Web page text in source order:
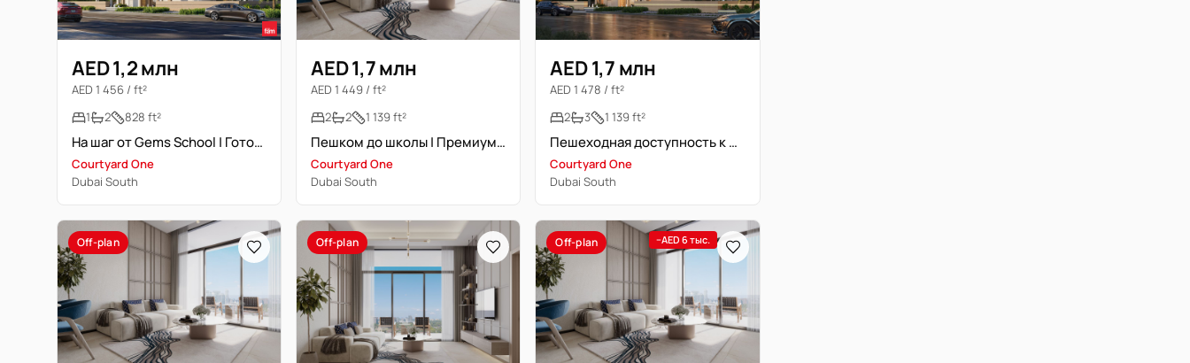
AED 1,2 млн
AED 1 456 / ft²
1
2 828 ft²
На шаг от Gems School | Готово через 14 месяцев
Courtyard One
Dubai South
AED 1,7 млн
AED 1 449 / ft²
2
2 1 139 ft²
Пешком до школы | Премиум 2-спальня
Courtyard One
Dubai South
AED 1,7 млн
AED 1 478 / ft²
2
3 1 139 ft²
Пешеходная доступность к школе | Premium 2 спальни
Courtyard One
Dubai South
Off-plan Off-plan Off-plan −AED 6 тыс.